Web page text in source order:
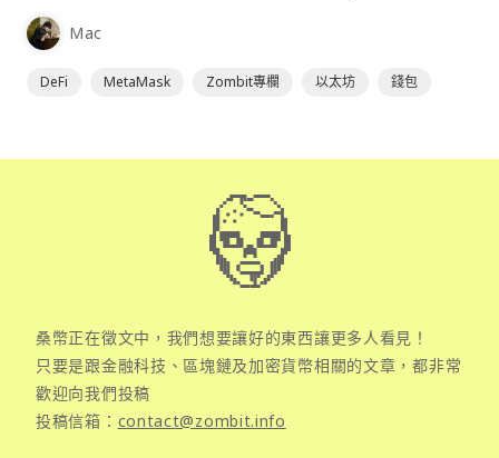
為插件使用，具備許多功能且使用上非常方便。
Mac
DeFi MetaMask Zombit專欄 以太坊 錢包
桑幣正在徵文中，我們想要讓好的東西讓更多人看見！
只要是跟金融科技、區塊鏈及加密貨幣相關的文章，都非常
歡迎向我們投稿
投稿信箱： contact@zombit.info